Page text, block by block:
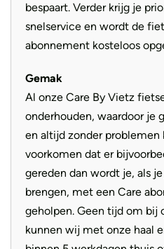
bespaart. Verder krijg je
snelservice en wordt de
abonnement kosteloos
Gemak
Al onze Care By Vietz
onderhouden, waardoor je
en altijd zonder
voorkomen dat er
gereden dan wordt je, als
brengen, met een Care
geholpen. Geen tijd om bij
kunnen wij met onze haal